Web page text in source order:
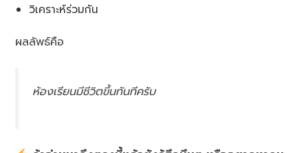
วิเคราะห์ร่วมกัน
ผลลัพธ์คือ
ห้องเรียนมีชีวิตขึ้นทันทีครับ